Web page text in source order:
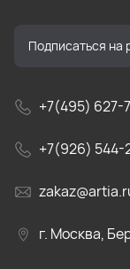
+7(495) 627-
+7(926) 544-
г. Москва,